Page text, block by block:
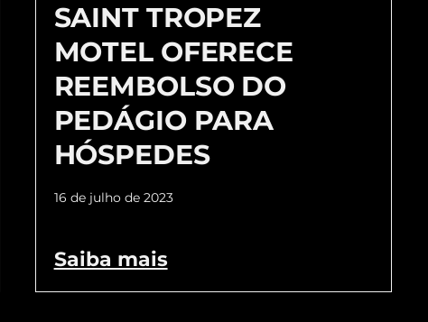
SAINT TROPEZ
MOTEL OFERECE
REEMBOLSO DO
PEDÁGIO PARA
HÓSPEDES
16 de julho de 2023
Saiba mais